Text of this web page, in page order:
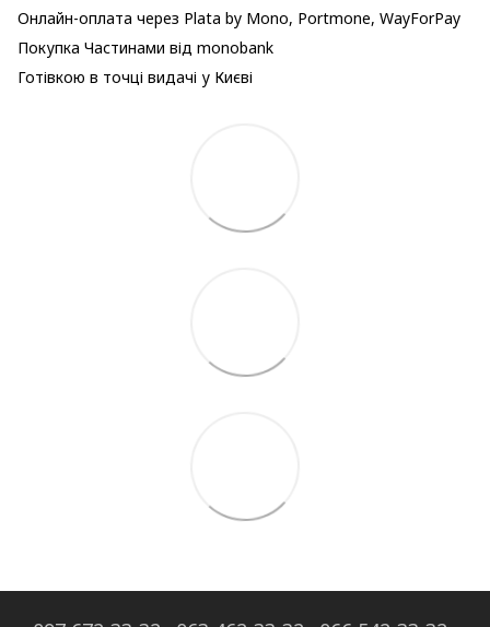
Онлайн-оплата через Plata by Mono, Portmone, WayForPay
Покупка Частинами від monobank
Готівкою в точці видачі у Києві